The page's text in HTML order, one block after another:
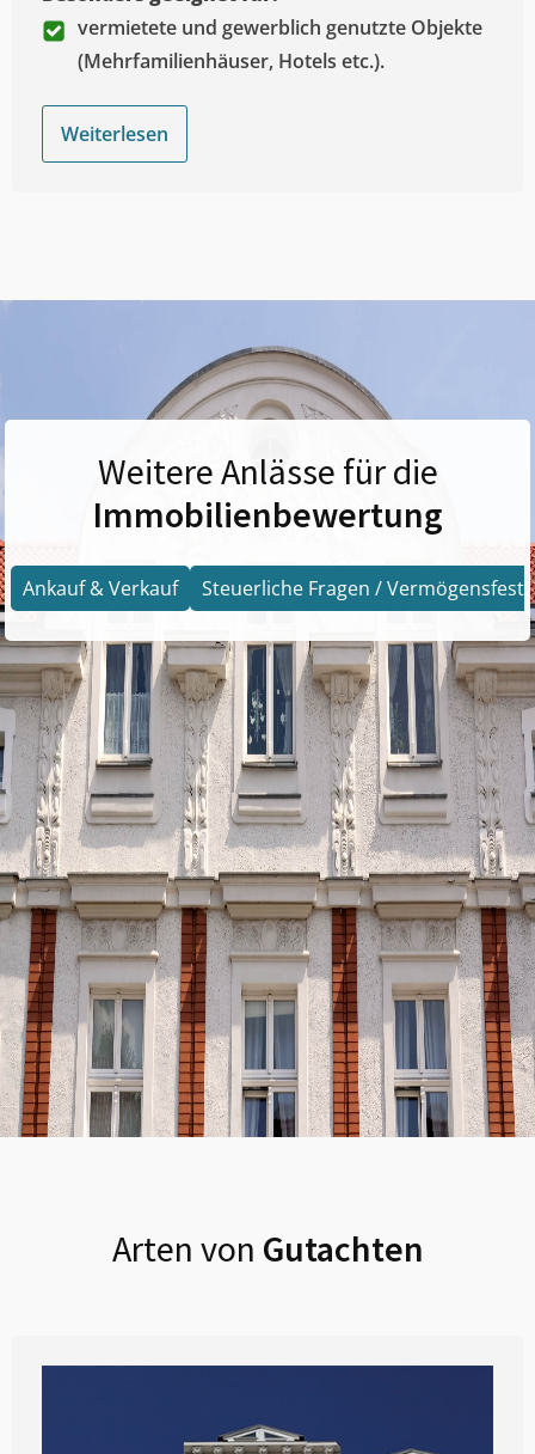
vermietete und gewerblich genutzte Objekte
(Mehrfamilienhäuser, Hotels etc.).
Weiterlesen
Weitere Anlässe für die
Immobilienbewertung
Ankauf & Verkauf Steuerliche Fragen /
Arten von Gutachten